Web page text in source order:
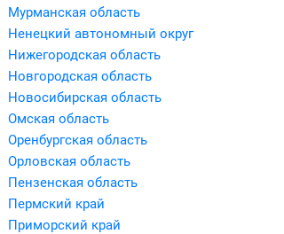
Мурманская область
Ненецкий автономный округ
Нижегородская область
Новгородская область
Новосибирская область
Омская область
Оренбургская область
Орловская область
Пензенская область
Пермский край
Приморский край